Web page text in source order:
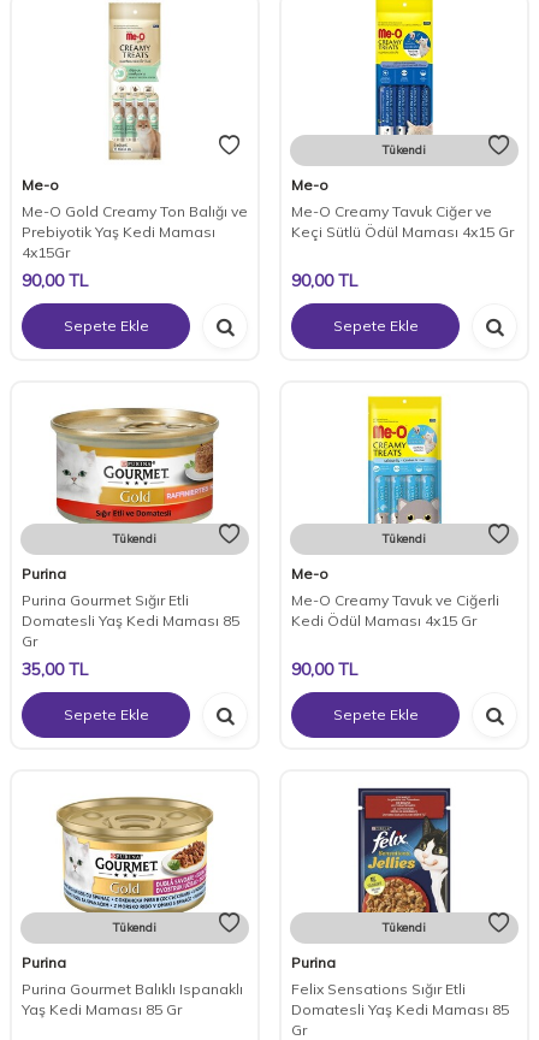
Me-o
Me-O Gold Creamy Ton Balığı ve
Prebiyotik Yaş Kedi Maması
4x15Gr
90,00TL
Sepete Ekle
Tükendi
Me-o
Me-O Creamy Tavuk Ciğer ve
Keçi Sütlü Ödül Maması 4x15 Gr
90,00TL
Sepete Ekle
Tükendi
Purina
Purina Gourmet Sığır Etli
Domatesli Yaş Kedi Maması 85
Gr
35,00TL
Sepete Ekle
Tükendi
Me-o
Me-O Creamy Tavuk ve Ciğerli
Kedi Ödül Maması 4x15 Gr
90,00TL
Sepete Ekle
Tükendi
Purina
Purina Gourmet Balıklı Ispanaklı
Yaş Kedi Maması 85 Gr
Tükendi
Purina
Felix Sensations Sığır Etli
Domatesli Yaş Kedi Maması 85
Gr